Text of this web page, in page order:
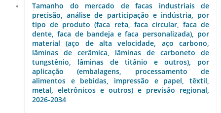
Tamanho do mercado de facas industriais de
precisão, análise de participação e indústria, por
tipo de produto (faca reta, faca circular, faca de
dente, faca de bandeja e faca personalizada), por
material (aço de alta velocidade, aço carbono,
lâminas de cerâmica, lâminas de carboneto de
tungstênio, lâminas de titânio e outros), por
aplicação (embalagens, processamento de
alimentos e bebidas, impressão e papel, têxtil,
metal, eletrônicos e outros) e previsão regional,
2026-2034